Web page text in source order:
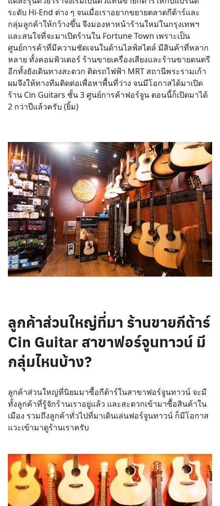
ระดับ Hi-End ต่าง ๆ จนเมื่อเราอยากขยายตลาดกีต้าร์และ
กลุ่มลูกค้าให้กว้างขึ้น จึงมองหาหน้าร้านใหม่ในกรุงเทพฯ
และสนใจที่จะมาเปิดร้านใน Fortune Town เพราะเป็น
ศูนย์การค้าที่มีความชัดเจนในด้านไลฟ์สไตล์ มีสินค้าที่หลาก
หลาย ทั้งคอมพิวเตอร์ ร้านขายเครื่องเสียงและร้านขายดนตรี
อีกทั้งยังเดินทางสะดวก ติดรถไฟฟ้า MRT สถานีพระรามเก้า
ผมจึงให้ทางทีมติดต่อเพื่อหาพื้นที่ว่าง จนมีโอกาสได้มาเปิด
ร้าน Cin Guitars ชั้น 3 ศูนย์การค้าฟอร์จูน ตอนนี้ก็เปิดมาได้
2 กว่าปีแล้วครับ (ยิ้ม)
ลูกค้าส่วนใหญ่ที่มา ร้านขายกีต้าร์
Cin Guitar สาขาฟอร์จูนทาวน์ มี
กลุ่มไหนบ้าง?
ลูกค้าส่วนใหญ่ที่นิยมมาซื้อกีต้าร์ในสาขาฟอร์จูนทาวน์ จะมี
ทั้งลูกค้าที่รู้จักร้านเราอยู่แล้ว และสะดวกเข้ามาซื้อสินค้าใน
เมือง รวมถึงลูกค้าทั่วไปที่มาเดินเล่นฟอร์จูนทาวน์ ก็มีโอกาส
แวะเข้ามาดูร้านเราครับ